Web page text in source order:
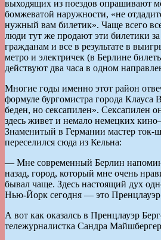
выходящих из поездов опрашивают
бомжеватой наружности, «не
нужный вам билетик». Чаще всего
люди тут же продают эти билетики
гражданам и все в результате в
метро и электричек (в Берлине
действуют два часа в одном
Многие годы именно этот район
формуле бургомистра города Клауса
беден, но сексапилен». Сексапилен
здесь живет и немало немецких
Знаменитый в Германии мастер ток-
переселился сюда из Кельна:
— Мне современный Берлин
назад, город, который мне очень
бывал чаще. Здесь настоящий дух
Нью-Йорк сегодня — это Пренцлауэр
А вот как оказалсь в Пренцлауэр
тележурналистка Сандра